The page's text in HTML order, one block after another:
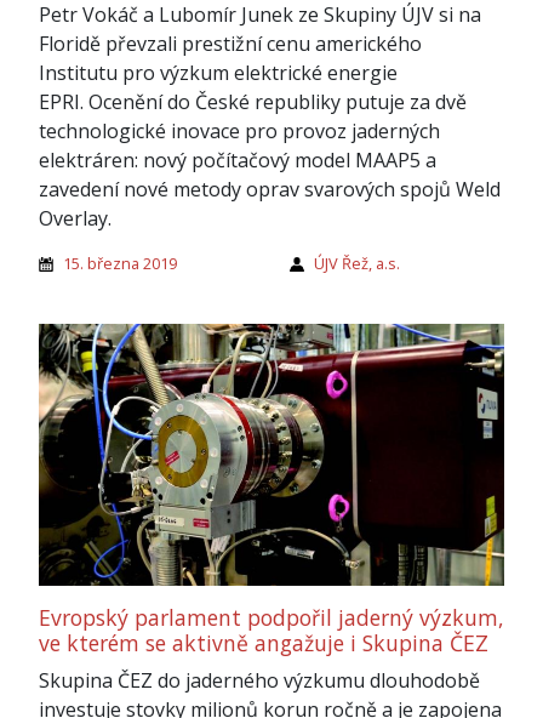
Petr Vokáč a Lubomír Junek ze Skupiny ÚJV si na
Floridě převzali prestižní cenu amerického
Institutu pro výzkum elektrické energie
EPRI. Ocenění do České republiky putuje za dvě
technologické inovace pro provoz jaderných
elektráren: nový počítačový model MAAP5 a
zavedení nové metody oprav svarových spojů Weld
Overlay.
15. března 2019 ÚJV Řež, a.s.
Evropský parlament podpořil jaderný výzkum,
ve kterém se aktivně angažuje i Skupina ČEZ
Skupina ČEZ do jaderného výzkumu dlouhodobě
investuje stovky milionů korun ročně a je zapojena